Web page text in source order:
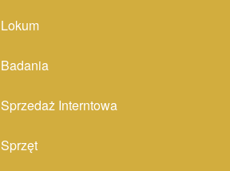
Lokum
Badania
Sprzedaż Interntowa
Sprzęt